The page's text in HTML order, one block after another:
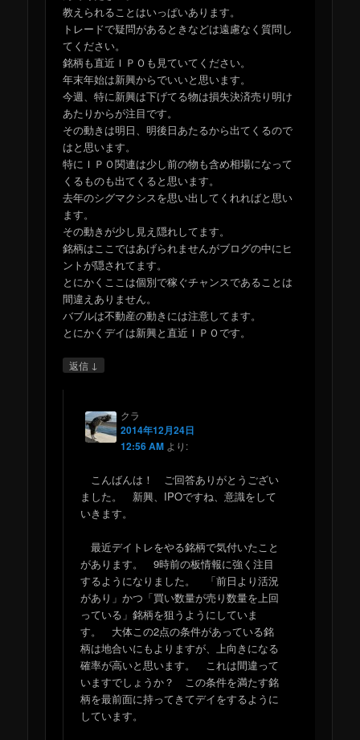
教えられることはいっぱいあります。
トレードで疑問があるときなどは遠慮なく質問し
てください。
銘柄も直近ＩＰＯも見ていてください。
年末年始は新興からでいいと思います。
今週、特に新興は下げてる物は損失決済売り明け
あたりからが注目です。
その動きは明日、明後日あたるから出てくるので
はと思います。
特にＩＰＯ関連は少し前の物も含め相場になって
くるものも出てくると思います。
去年のシグマクシスを思い出してくれればと思い
ます。
その動きが少し見え隠れしてます。
銘柄はここではあげられませんがブログの中にヒ
ントが隠されてます。
とにかくここは個別で稼ぐチャンスであることは
間違えありません。
バブルは不動産の動きには注意してます。
とにかくデイは新興と直近ＩＰＯです。
返信 ↓
クラ
2014年12月24日
12:56 AM より:
こんばんは！ ご回答ありがとうござい
ました。 新興、IPOですね、意識をして
いきます。
最近デイトレをやる銘柄で気付いたこと
があります。 9時前の板情報に強く注目
するようになりました。 「前日より活況
があり」かつ「買い数量が売り数量を上回
っている」銘柄を狙うようにしていま
す。 大体この2点の条件があっている銘
柄は地合いにもよりますが、上向きになる
確率が高いと思います。 これは間違って
いますでしょうか？ この条件を満たす銘
柄を最前面に持ってきてデイをするように
しています。